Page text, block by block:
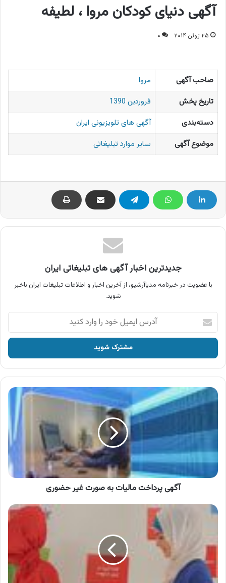
آگهی دنیای کودکان مروا ، لطیفه
۲۵ ژوئن ۲۰۱۴ ۰
صاحب آگهی
مروا
تاریخ پخش
فروردین 1390
دسته‌بندی
آگهی های تلویزیونی ایران
موضوع آگهی
سایر موارد تبلیغاتی
جدیدترین اخبار آگهی های تبلیغاتی ایران
با عضویت در خبرنامه مدیاآرشیو، از آخرین اخبار و اطلاعات تبلیغات ایران باخبر
شوید.
آدرس
ایمیل
خود
وارد
کنید
آگهی
پرداخت
صورت
حضوری
آگهی پرداخت مالیات به صورت غیر حضوری
آگهی
5040